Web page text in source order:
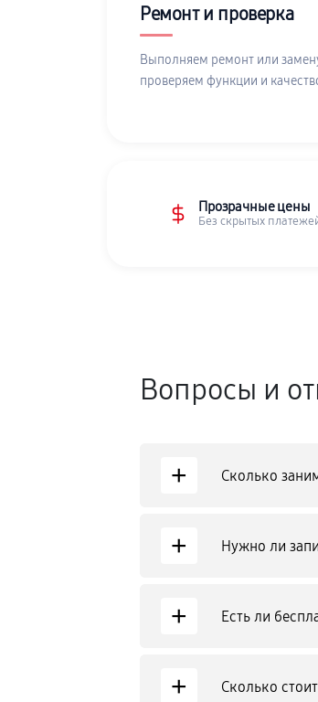
Ремонт и проверка
Выполняем ремонт или
проверяем функции и
Прозрачные цены
Без скрытых
Вопросы и
+ Сколько
+ Нужно ли
+ Есть ли
+ Сколько